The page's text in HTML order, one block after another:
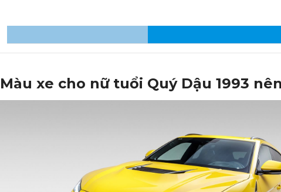
Màu xe cho nữ tuổi Quý Dậu 1993